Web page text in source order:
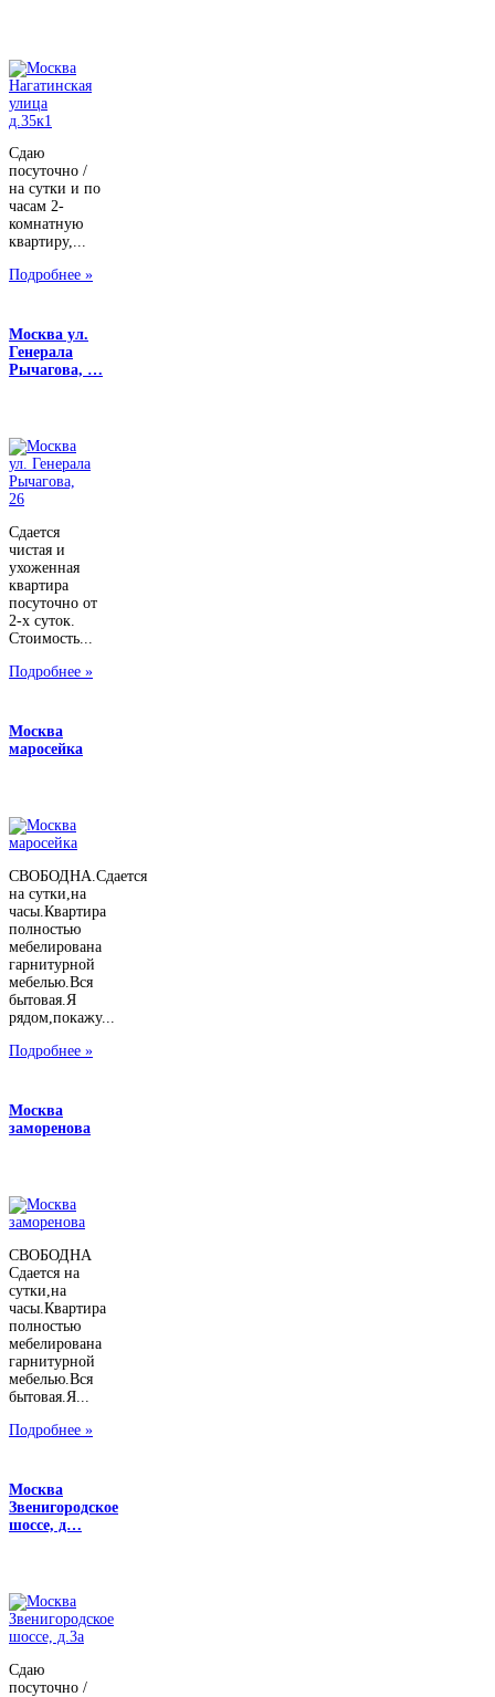
Сдаю
посуточно /
на сутки и по
часам 2-
комнатную
квартиру,...
Подробнее »
Москва ул.
Генерала
Рычагова, …
Сдается
чистая и
ухоженная
квартира
посуточно от
2-х суток.
Стоимость...
Подробнее »
Москва
маросейка
СВОБОДНА.Сдается
на сутки,на
часы.Квартира
полностью
мебелирована
гарнитурной
мебелью.Вся
бытовая.Я
рядом,покажу...
Подробнее »
Москва
заморенова
СВОБОДНА
Сдается на
сутки,на
часы.Квартира
полностью
мебелирована
гарнитурной
мебелью.Вся
бытовая.Я...
Подробнее »
Москва
Звенигородское
шоссе, д…
Сдаю
посуточно /